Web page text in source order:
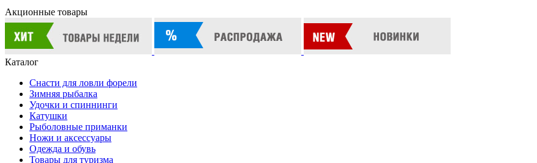
Акционные товары
Каталог
Снасти для ловли форели
Зимняя рыбалка
Удочки и спиннинги
Катушки
Рыболовные приманки
Ножи и аксессуары
Одежда и обувь
Товары для туризма